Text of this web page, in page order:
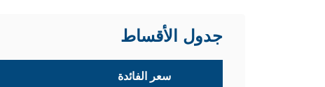
جدول الأقساط
سعر الفائدة